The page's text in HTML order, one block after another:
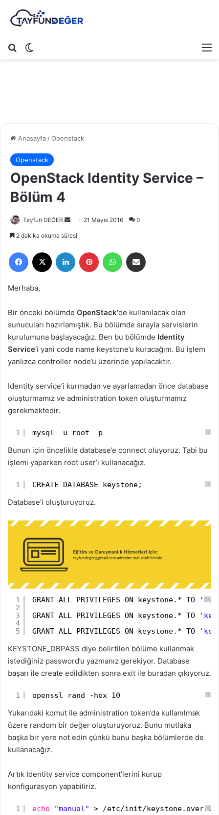
Arama yap ...
Anasayfa/Openstack
Openstack
OpenStack Identity Service –
Bölüm 4
Tayfun DEĞER
e
-
t
a
g
ö
n
e
r
k
21 Mayıs 2016 0
2 dakika okuma süresi
Merhaba,
Bir önceki bölümde OpenStack’de kullanılacak olan
sunucuları hazırlamıştık. Bu bölümde sırayla servislerin
kurulumuna başlayacağız. Ben bu bölümde Identity
Service‘i yani code name keystone’u kuracağım. Bu işlem
yanlızca controller node’u üzerinde yapılacaktır.
Identity service’i kurmadan ve ayarlamadan önce database
oluşturmamız ve administration token oluşturmamız
gerekmektedir.
?
1 mysql -u root -p
Bunun için öncelikle database’e connect oluyoruz. Tabi bu
işlemi yaparken root user’ı kullanacağız.
?
1 CREATE DATABASE keystone;
Database’i oluşturuyoruz.
?
1
2
3
4
5
GRANT ALL PRIVILEGES ON keystone.* TO
GRANT ALL PRIVILEGES ON keystone.* TO
GRANT ALL PRIVILEGES ON keystone.* TO
KEYSTONE_DBPASS diye belirtilen bölüme kullanmak
istediğiniz password’u yazmanız gerekiyor. Database
başarı ile create edildikten sonra exit ile buradan çıkıyoruz.
?
1 openssl rand -hex 10
Yukarıdaki komut ile administration token’da kullanılmak
üzere random bir değer oluşturuyoruz. Bunu mutlaka
başka bir yere not edin çünkü bunu başka bölümlerde de
kullanacağız.
Artık Identity service component’lerini kurup
konfigurasyon yapabiliriz.
?
1 echo "manual" > /etc/init/